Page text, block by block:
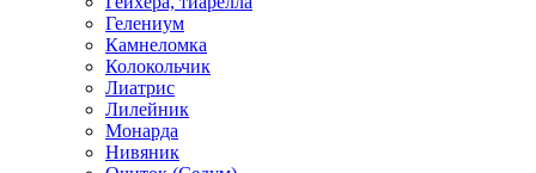
Гелениум
Камнеломка
Колокольчик
Лиатрис
Лилейник
Монарда
Нивяник